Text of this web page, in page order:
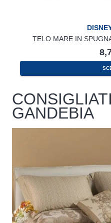
DISNEY
TELO MARE IN
GANDEBIA